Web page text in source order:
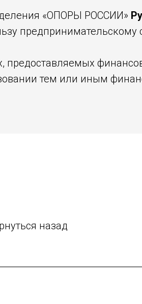
«ОПОРЫ РОССИИ»
предпринимательскому
предоставляемых
тем или иным
назад